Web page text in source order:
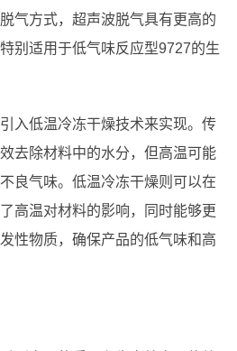
气方式，超声波脱气具有更高的
别适用于低气味反应型9727的生
入低温冷冻干燥技术来实现。传
去除材料中的水分，但高温可能
良气味。低温冷冻干燥则可以在
高温对材料的影响，同时能够更
性物质，确保产品的低气味和高